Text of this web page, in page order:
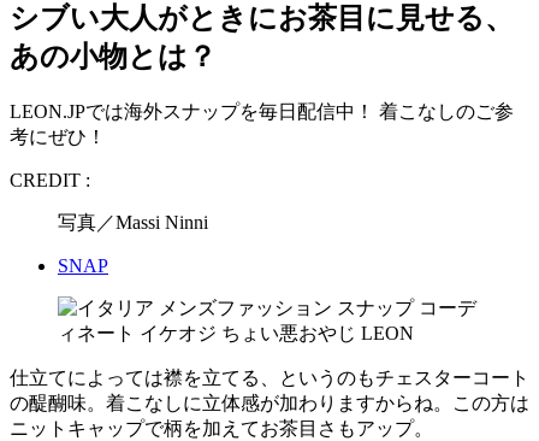
シブい大人がときにお茶目に見せる、
あの小物とは？
LEON.JPでは海外スナップを毎日配信中！ 着こなしのご参
考にぜひ！
CREDIT :
写真／Massi Ninni
SNAP
仕立てによっては襟を立てる、というのもチェスターコート
の醍醐味。着こなしに立体感が加わりますからね。この方は
ニットキャップで柄を加えてお茶目さもアップ。